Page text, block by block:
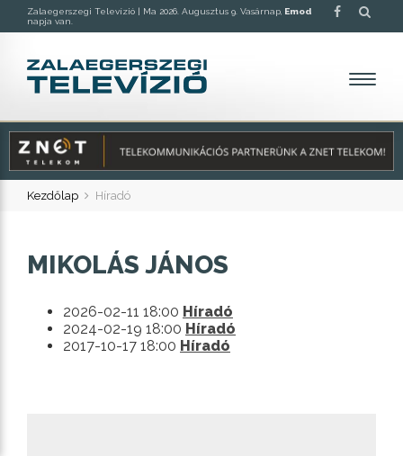
Zalaegerszegi Televízió | Ma 2026. Augusztus 9. Vasárnap, Emod
napja van.
Kezdőlap Híradó
MIKOLÁS JÁNOS
2026-02-11 18:00 Híradó
2024-02-19 18:00 Híradó
2017-10-17 18:00 Híradó